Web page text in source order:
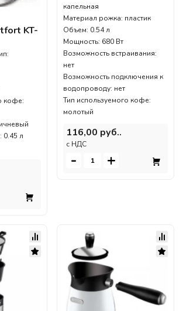
KT-
кофе:
0.45 л
капельная
Материал рожка: пластик
Объем: 0.54 л
Мощность: 680 Вт
Возможность встраивания:
нет
Возможность подключения к
водопроводу: нет
Тип используемого кофе:
молотый
116,00 руб..
c НДС
- +